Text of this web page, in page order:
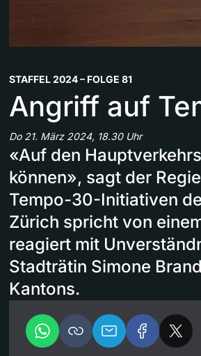
STAFFEL 2024 – FOLGE 81
Angriff auf
Do 21. März 2024, 18.30 Uhr
«Auf den
können», sagt der
Tempo-30-Initiativen
Zürich spricht von
reagiert mit
Stadträtin Simone
Kantons.